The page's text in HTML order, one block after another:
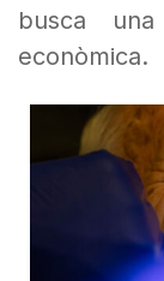
busca
econòmica.